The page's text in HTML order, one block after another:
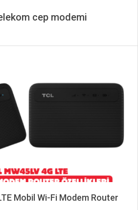
cep modemi
Mobil Wi-Fi Modem Router